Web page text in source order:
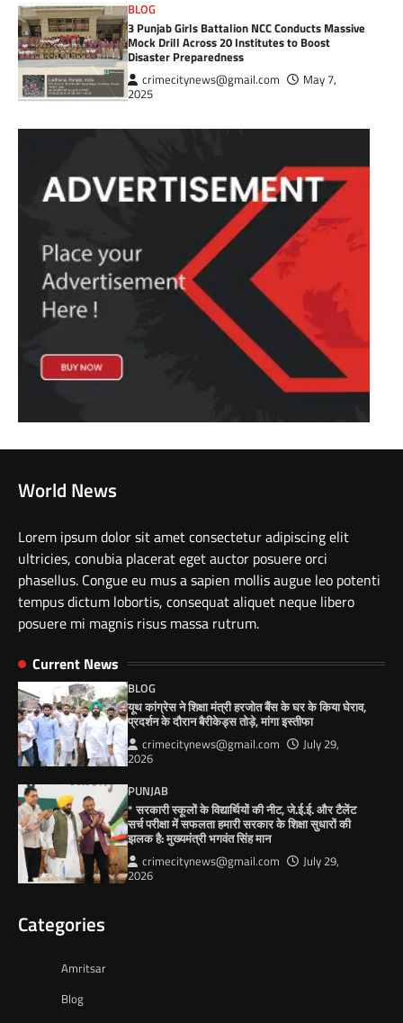
BLOG
3 Punjab Girls Battalion NCC Conducts Massive
Mock Drill Across 20 Institutes to Boost
Disaster Preparedness
crimecitynews@gmail.com
May 7,
2025
World News
Lorem ipsum dolor sit amet consectetur adipiscing elit
ultricies, conubia placerat eget auctor posuere orci
phasellus. Congue eu mus a sapien mollis augue leo potenti
tempus dictum lobortis, consequat aliquet neque libero
posuere mi magnis risus massa rutrum.
Current News
BLOG
यूथ कांग्रेस ने शिक्षा मंत्री हरजोत बैंस के घर के किया घेराव,
प्रदर्शन के दौरान बैरीकेड्स तोड़े, मांगा इस्तीफा
crimecitynews@gmail.com
July 29,
2026
PUNJAB
* सरकारी स्कूलों के विद्यार्थियों की नीट, जे.ई.ई. और टैलेंट
सर्च परीक्षा में सफलता हमारी सरकार के शिक्षा सुधारों की
झलक है: मुख्यमंत्री भगवंत सिंह मान
crimecitynews@gmail.com
July 29,
2026
Categories
Amritsar
Blog